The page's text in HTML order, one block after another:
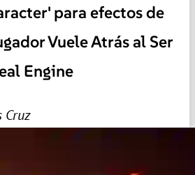
para efectos de
Vuele Atrás al Ser
Engine
Cruz